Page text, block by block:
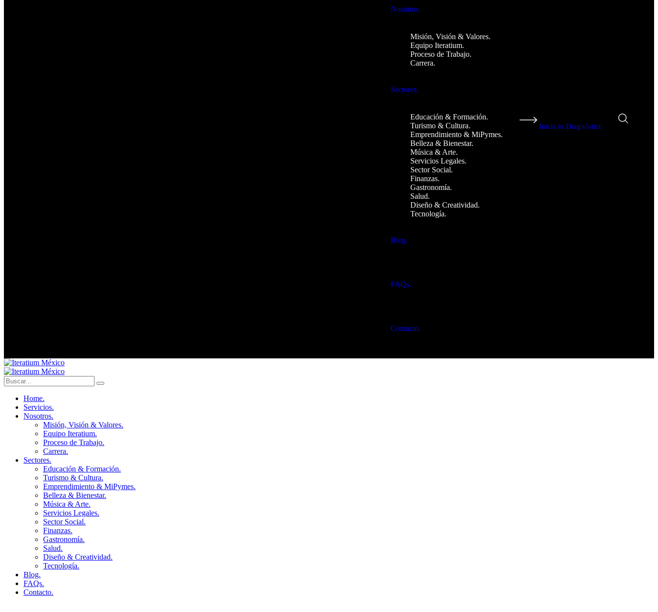
Nosotros.
Misión, Visión & Valores.
Equipo Iteratium.
Proceso de Trabajo.
Carrera.
Sectores.
Educación & Formación.
Turismo & Cultura.
Emprendimiento & MiPymes.
Belleza & Bienestar.
Música & Arte.
Servicios Legales.
Sector Social.
Finanzas.
Gastronomía.
Salud.
Diseño & Creatividad.
Tecnología.
Blog.
FAQs.
Contacto.
Inicia tu Diagnóstico
Home.
Servicios.
Nosotros.
Misión, Visión & Valores.
Equipo Iteratium.
Proceso de Trabajo.
Carrera.
Sectores.
Educación & Formación.
Turismo & Cultura.
Emprendimiento & MiPymes.
Belleza & Bienestar.
Música & Arte.
Servicios Legales.
Sector Social.
Finanzas.
Gastronomía.
Salud.
Diseño & Creatividad.
Tecnología.
Blog.
FAQs.
Contacto.